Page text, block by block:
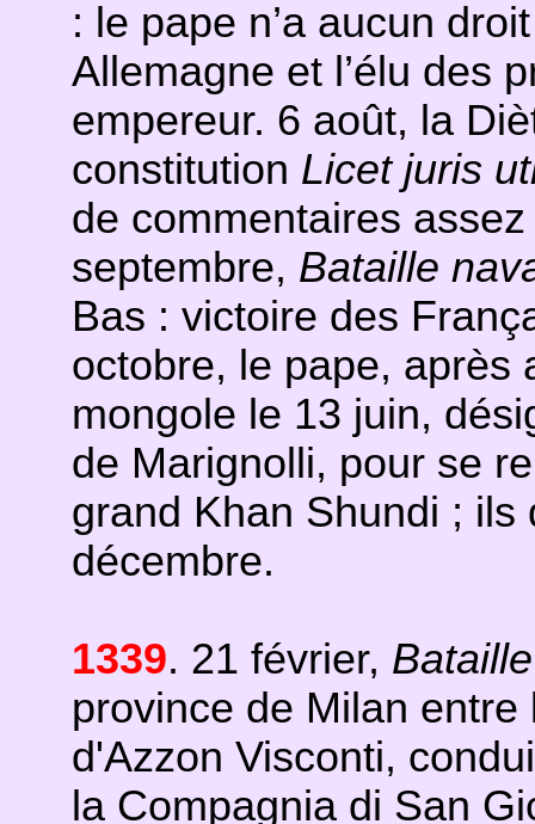
: le pape n’a aucun
Allemagne et l’élu des
empereur. 6 août, la
constitution Licet juris
de commentaires
septembre, Bataille
Bas : victoire des
octobre, le pape, après
mongole le 13 juin,
de Marignolli, pour se
grand Khan Shundi ; ils
décembre.
1339. 21 février,
province de Milan
d'Azzon Visconti,
la Compagnia di San